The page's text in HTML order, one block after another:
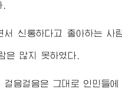
서 신통하다고 좋아하는
은 많지 못하였다.
걸음걸음은 그대로 인민들